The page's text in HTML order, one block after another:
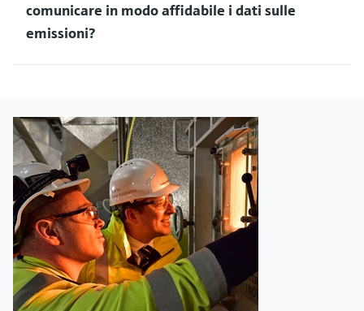
comunicare in modo affidabile i dati sulle
emissioni?